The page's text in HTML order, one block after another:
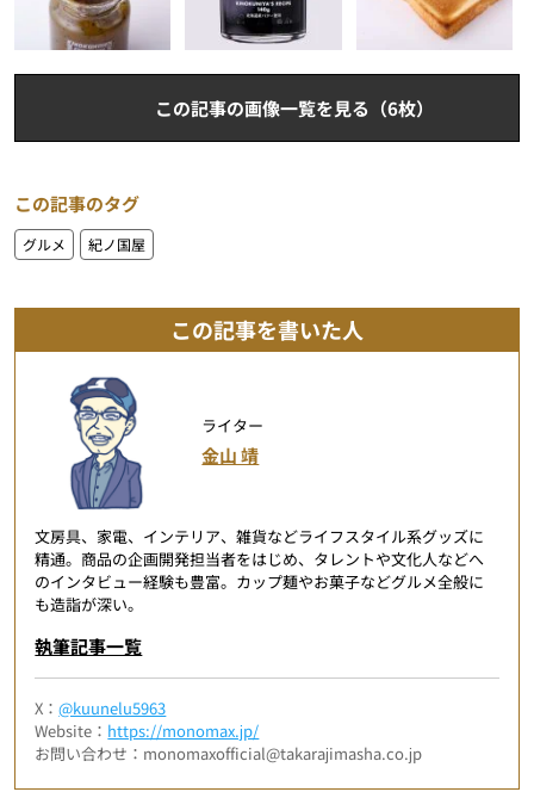
この記事の画像一覧を見る（6枚）
この記事のタグ
グルメ 紀ノ国屋
この記事を書いた人
ライター
金山 靖
文房具、家電、インテリア、雑貨などライフスタイル系グッズに
精通。商品の企画開発担当者をはじめ、タレントや文化人などへ
のインタビュー経験も豊富。カップ麺やお菓子などグルメ全般に
も造詣が深い。
執筆記事一覧
X：@kuunelu5963
Website： https://monomax.jp/
お問い合わせ：monomaxofficial@takarajimasha.co.jp